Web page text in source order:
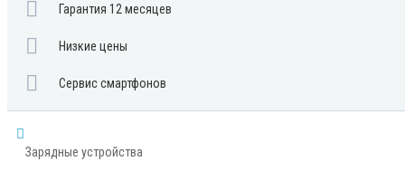
Гарантия 12 месяцев
Низкие цены
Сервис смартфонов
Зарядные устройства